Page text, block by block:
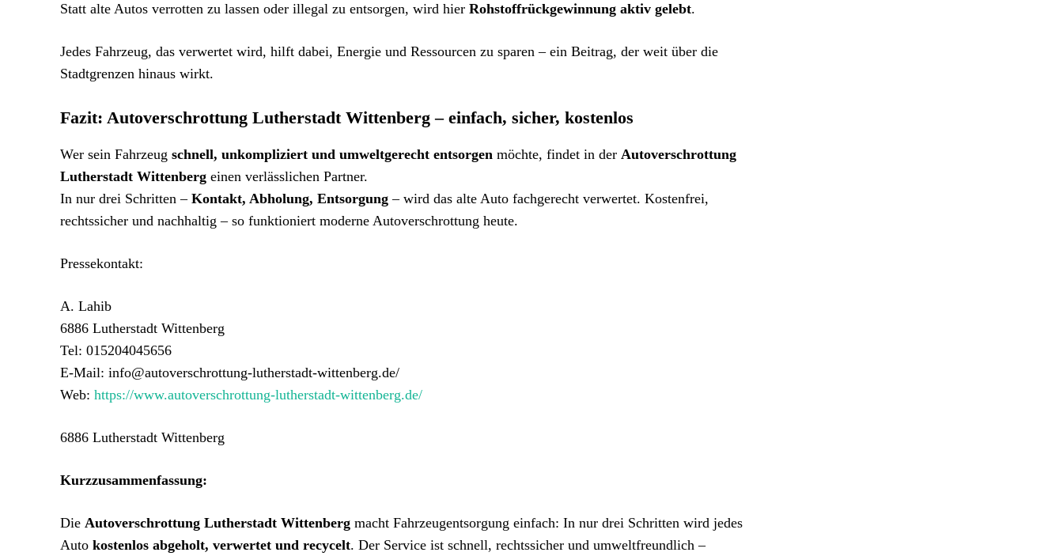
Statt alte Autos verrotten zu lassen oder illegal zu entsorgen, wird hier Rohstoffrückgewinnung aktiv gelebt.
Jedes Fahrzeug, das verwertet wird, hilft dabei, Energie und Ressourcen zu sparen – ein Beitrag, der weit über die
Stadtgrenzen hinaus wirkt.
Fazit: Autoverschrottung Lutherstadt Wittenberg – einfach, sicher, kostenlos
Wer sein Fahrzeug schnell, unkompliziert und umweltgerecht entsorgen möchte, findet in der Autoverschrottung
Lutherstadt Wittenberg einen verlässlichen Partner.
In nur drei Schritten – Kontakt, Abholung, Entsorgung – wird das alte Auto fachgerecht verwertet. Kostenfrei,
rechtssicher und nachhaltig – so funktioniert moderne Autoverschrottung heute.
Pressekontakt:
A. Lahib
6886 Lutherstadt Wittenberg
Tel: 015204045656
E-Mail: info@autoverschrottung-lutherstadt-wittenberg.de/
Web: https://www.autoverschrottung-lutherstadt-wittenberg.de/
6886 Lutherstadt Wittenberg
Kurzzusammenfassung:
Die Autoverschrottung Lutherstadt Wittenberg macht Fahrzeugentsorgung einfach: In nur drei Schritten wird jedes
Auto kostenlos abgeholt, verwertet und recycelt. Der Service ist schnell, rechtssicher und umweltfreundlich –